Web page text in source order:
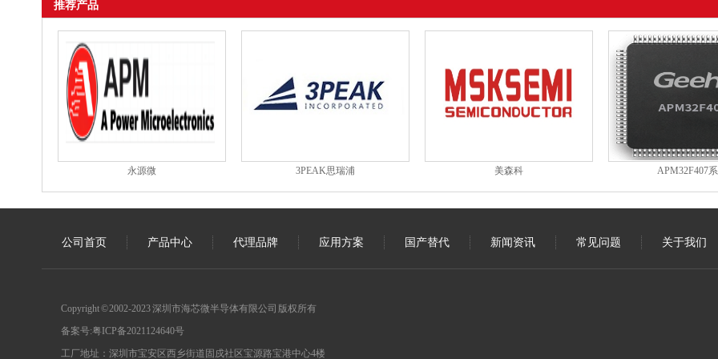
推荐产品
永源微 3PEAK思瑞浦 美森科 APM32F407
公司首页 产品中心 代理品牌 应用方案 国产替代 新闻资讯 常见问题 关于我们
Copyright © 2002-2023 深圳市海芯微半导体有限公司 版权所有
备案号:粤ICP备2021124640号
工厂地址：深圳市宝安区西乡街道固戍社区宝源路宝港中心4楼